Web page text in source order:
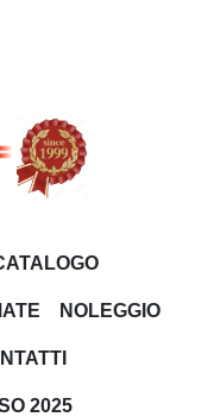
NOLEGGIO
2025